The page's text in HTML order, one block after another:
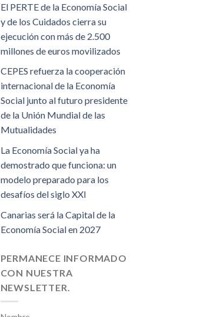
El PERTE de la Economía Social
y de los Cuidados cierra su
ejecución con más de 2.500
millones de euros movilizados
CEPES refuerza la cooperación
internacional de la Economía
Social junto al futuro presidente
de la Unión Mundial de las
Mutualidades
La Economía Social ya ha
demostrado que funciona: un
modelo preparado para los
desafíos del siglo XXI
Canarias será la Capital de la
Economía Social en 2027
PERMANECE INFORMADO
CON NUESTRA
NEWSLETTER.